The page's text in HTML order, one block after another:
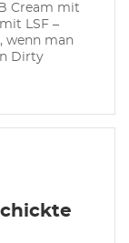
Cream mit
LSF –
wenn man
Dirty